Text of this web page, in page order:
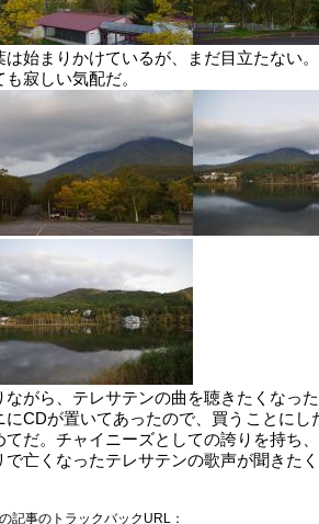
は始まりかけているが、まだ目立たない
も寂しい気配だ。
ながら、テレサテンの曲を聴きたくなっ
にCDが置いてあったので、買うことに
てだ。チャイニーズとしての誇りを持ち
で亡くなったテレサテンの歌声が聞きた
記事のトラックバックURL：